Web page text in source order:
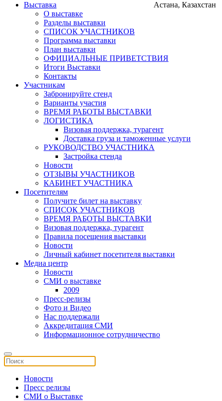
Астана, Казахстан
Выставка
О выставке
Разделы выставки
СПИСОК УЧАСТНИКОВ
Программа выставки
План выставки
ОФИЦИАЛЬНЫЕ ПРИВЕТСТВИЯ
Итоги Выставки
Контакты
Участникам
Забронируйте стенд
Варианты участия
ВРЕМЯ РАБОТЫ ВЫСТАВКИ
ЛОГИСТИКА
Визовая поддержка, турагент
Доставка груза и таможенные услуги
РУКОВОДСТВО УЧАСТНИКА
Застройка стенда
Новости
ОТЗЫВЫ УЧАСТНИКОВ
КАБИНЕТ УЧАСТНИКА
Посетителям
Получите билет на выставку
СПИСОК УЧАСТНИКОВ
ВРЕМЯ РАБОТЫ ВЫСТАВКИ
Визовая поддержка, турагент
Правила посещения выставки
Новости
Личный кабинет посетителя выставки
Медиа центр
Новости
СМИ о выставке
2009
Пресс-релизы
Фото и Видео
Нас поддержали
Аккредитация СМИ
Информационное сотрудничество
Новости
Пресс релизы
СМИ о Выставке